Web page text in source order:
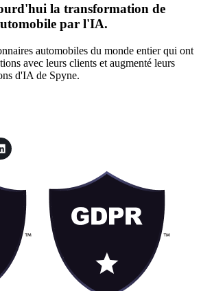
la transformation de
par l'IA.
automobiles du monde entier qui ont
avec leurs clients et augmenté leurs
d'IA de Spyne.